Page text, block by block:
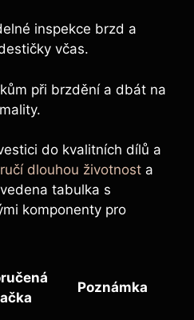
inspekce brzd a
včas.
při brzdění a dbát na
do kvalitních dílů a
dlouhou životnost a
tabulka s
komponenty pro
Poznámka